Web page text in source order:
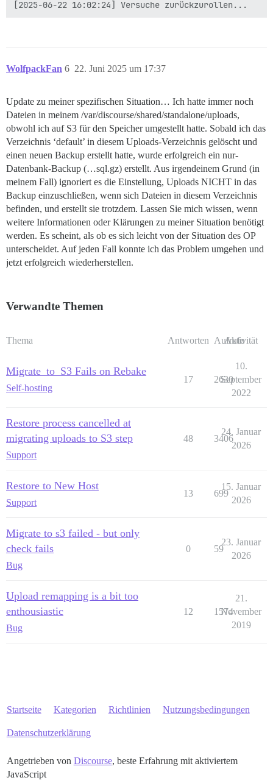
WolfpackFan 22. Juni 2025 um 17:37
6
Update zu meiner spezifischen Situation… Ich hatte immer noch
Dateien in meinem /var/discourse/shared/standalone/uploads,
obwohl ich auf S3 für den Speicher umgestellt hatte. Sobald ich das
Verzeichnis ‘default’ in diesem Uploads-Verzeichnis gelöscht und
einen neuen Backup erstellt hatte, wurde erfolgreich ein nur-
Datenbank-Backup (…sql.gz) erstellt. Aus irgendeinem Grund (in
meinem Fall) ignoriert es die Einstellung, Uploads NICHT in das
Backup einzuschließen, wenn sich Dateien in diesem Verzeichnis
befinden, und erstellt sie trotzdem. Lassen Sie mich wissen, wenn
weitere Informationen oder Klärungen zu meiner Situation benötigt
werden. Es scheint, als ob es sich leicht von der Situation des OP
unterscheidet. Auf jeden Fall konnte ich das Problem umgehen und
jetzt erfolgreich wiederherstellen.
Verwandte Themen
Thema Antworten Aufrufe
Aktivität
Migrate_to_S3 Fails on Rebake
Self-hosting
17 2630
10.
September
2022
Restore process cancelled at
migrating uploads to S3 step
Support
48 3406
24. Januar
2026
Restore to New Host
Support
13 699
15. Januar
2026
Migrate to s3 failed - but only
check fails
Bug
0 59
23. Januar
2026
Upload remapping is a bit too
enthousiastic
Bug
12 1574
21.
November
2019
Startseite Kategorien Richtlinien Nutzungsbedingungen
Datenschutzerklärung
Angetrieben von Discourse, beste Erfahrung mit aktiviertem
JavaScript